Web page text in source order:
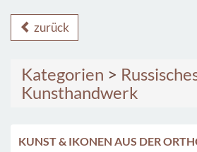
zurück
Kategorien >
Kunsthandwerk
KUNST & IKONEN AUS DER